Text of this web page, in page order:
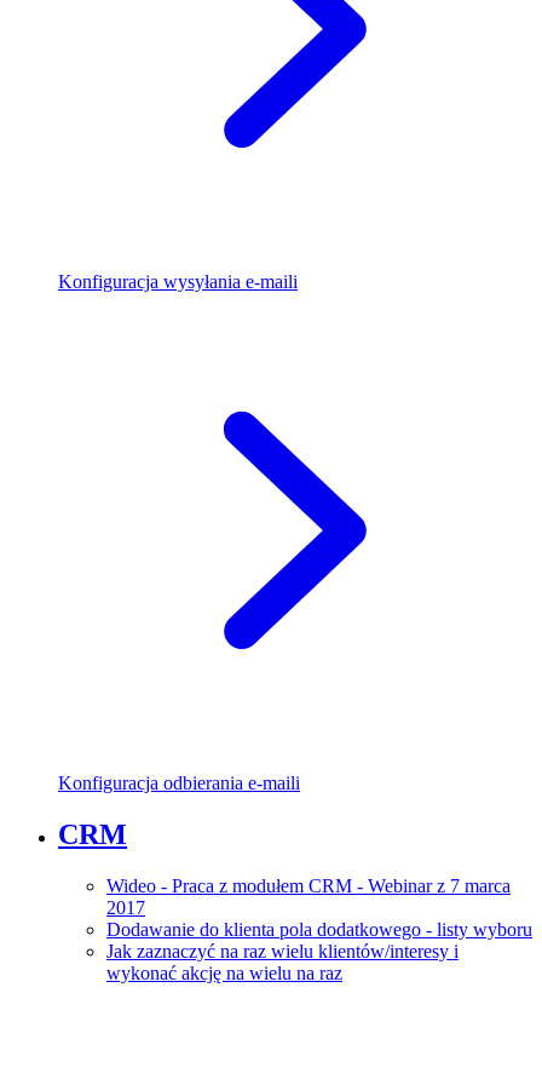
Konfiguracja wysyłania e-maili
Konfiguracja odbierania e-maili
CRM
Wideo - Praca z modułem CRM - Webinar z 7 marca
2017
Dodawanie do klienta pola dodatkowego - listy wyboru
Jak zaznaczyć na raz wielu klientów/interesy i
wykonać akcję na wielu na raz